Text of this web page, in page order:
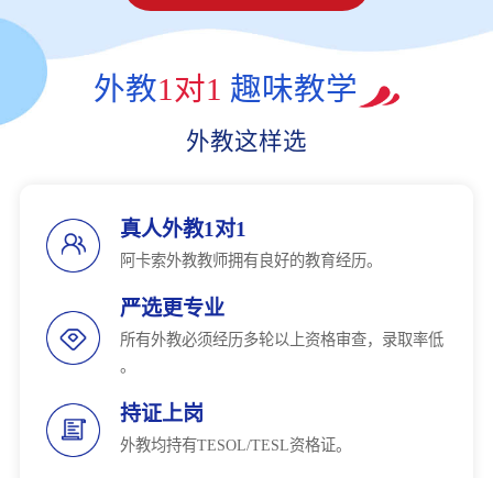
外教1对1 趣味教学
外教这样选
真人外教1对1
阿卡索外教教师拥有良好的教育经历。
严选更专业
所有外教必须经历多轮以上资格审查，录取率低
。
持证上岗
外教均持有TESOL/TESL资格证。